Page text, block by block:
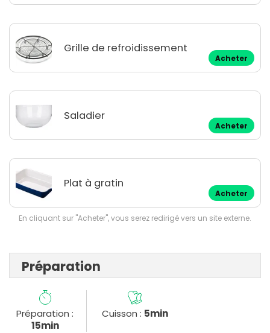
Grille de refroidissement
Acheter
Saladier
Acheter
Plat à gratin
Acheter
En cliquant sur "Acheter", vous serez redirigé vers un site externe.
Préparation
Préparation :
15min
Cuisson : 5min